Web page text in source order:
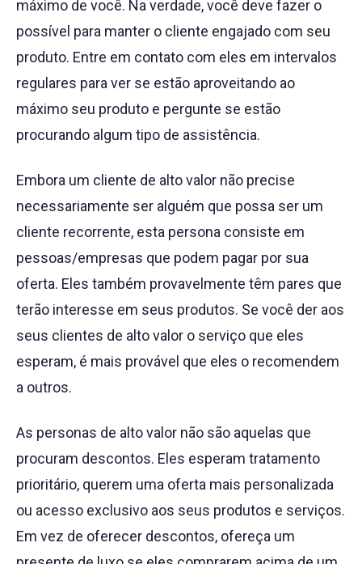
máximo de você. Na verdade, você deve fazer o
possível para manter o cliente engajado com seu
produto. Entre em contato com eles em intervalos
regulares para ver se estão aproveitando ao
máximo seu produto e pergunte se estão
procurando algum tipo de assistência.
Embora um cliente de alto valor não precise
necessariamente ser alguém que possa ser um
cliente recorrente, esta persona consiste em
pessoas/empresas que podem pagar por sua
oferta. Eles também provavelmente têm pares que
terão interesse em seus produtos. Se você der aos
seus clientes de alto valor o serviço que eles
esperam, é mais provável que eles o recomendem
a outros.
As personas de alto valor não são aquelas que
procuram descontos. Eles esperam tratamento
prioritário, querem uma oferta mais personalizada
ou acesso exclusivo aos seus produtos e serviços.
Em vez de oferecer descontos, ofereça um